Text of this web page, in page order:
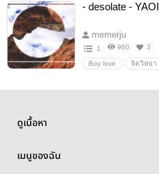
- desolate - YAOI
memerju
1 960 3
Boy love จิตวิทยา
ดูเนื้อหา
เมนูของฉัน